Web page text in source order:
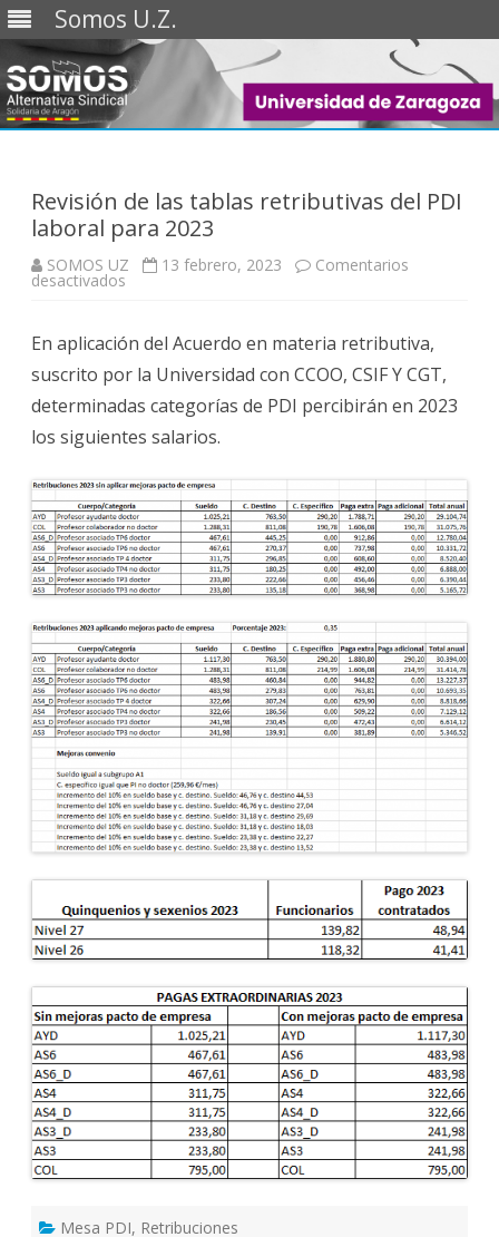
Somos U.Z.
Saltar
Revisión de las tablas retributivas del PDI
laboral para 2023
SOMOS UZ 13 febrero, 2023 Comentarios
desactivados
tablas
retributivas
del
PDI
laboral
para
2023
En aplicación del Acuerdo en materia retributiva,
suscrito por la Universidad con CCOO, CSIF Y CGT,
determinadas categorías de PDI percibirán en 2023
los siguientes salarios.
Mesa PDI, Retribuciones